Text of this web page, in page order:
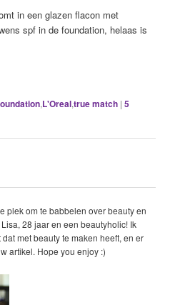
in een glazen flacon met
spf in de foundation, helaas is
,L'Oreal,true match |5
plek om te babbelen over beauty en
28 jaar en een beautyholic! Ik
met beauty te maken heeft, en er
artikel. Hope you enjoy :)